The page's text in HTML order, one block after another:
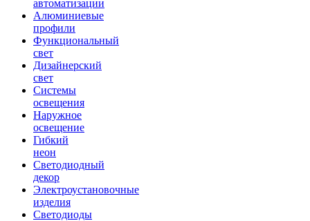
автоматизации
Алюминиевые
профили
Функциональный
свет
Дизайнерский
свет
Системы
освещения
Наружное
освещение
Гибкий
неон
Светодиодный
декор
Электроустановочные
изделия
Светодиоды